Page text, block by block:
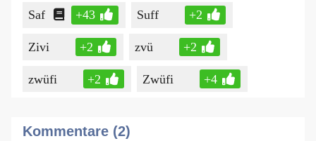
Saf +43 Suff +2
Zivi +2 zvü +2
zwüfi +2 Zwüfi +4
Kommentare (2)